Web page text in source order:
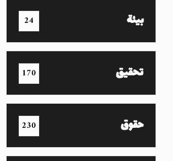
بيئة 24
تحقيق 170
حقوق 230